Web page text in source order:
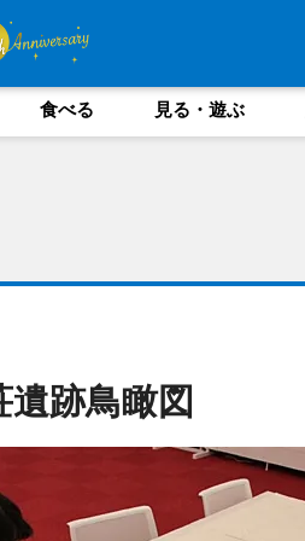
食べる 見る・遊ぶ
跡鳥瞰図